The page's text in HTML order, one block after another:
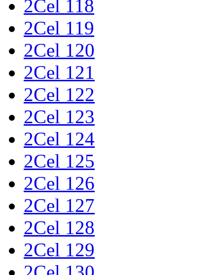
2Cel 118
2Cel 119
2Cel 120
2Cel 121
2Cel 122
2Cel 123
2Cel 124
2Cel 125
2Cel 126
2Cel 127
2Cel 128
2Cel 129